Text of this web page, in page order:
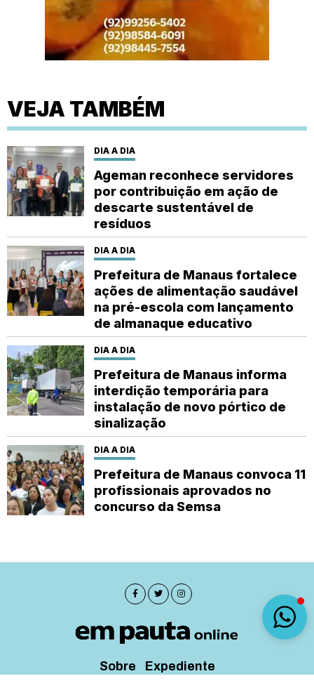
VEJA TAMBÉM
DIA A DIA
Ageman reconhece servidores
por contribuição em ação de
descarte sustentável de
resíduos
DIA A DIA
Prefeitura de Manaus fortalece
ações de alimentação saudável
na pré-escola com lançamento
de almanaque educativo
DIA A DIA
Prefeitura de Manaus informa
interdição temporária para
instalação de novo pórtico de
sinalização
DIA A DIA
Prefeitura de Manaus convoca 11
profissionais aprovados no
concurso da Semsa
Sobre Expediente